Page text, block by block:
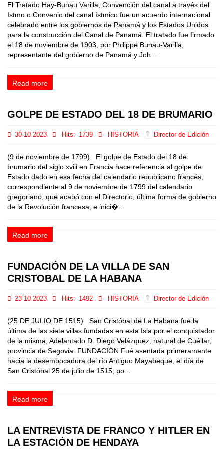
El Tratado Hay-Bunau Varilla, Convención del canal a través del
Istmo o Convenio del canal ístmico fue un acuerdo internacional
celebrado entre los gobiernos de Panamá y los Estados Unidos
para la construcción del Canal de Panamá. El tratado fue firmado
el 18 de noviembre de 1903, por Philippe Bunau-Varilla,
representante del gobierno de Panamá y Joh...
Read more
GOLPE DE ESTADO DEL 18 DE BRUMARIO
30-10-2023 Hits: 1739 HISTORIA Director de Edición
(9 de noviembre de 1799) El golpe de Estado del 18 de
brumario del siglo xviii en Francia hace referencia al golpe de
Estado dado en esa fecha del calendario republicano francés,
correspondiente al 9 de noviembre de 1799 del calendario
gregoriano, que acabó con el Directorio, última forma de gobierno
de la Revolución francesa, e inici�...
Read more
FUNDACIÓN DE LA VILLA DE SAN
CRISTOBAL DE LA HABANA
23-10-2023 Hits: 1492 HISTORIA Director de Edición
(25 DE JULIO DE 1515) San Cristóbal de La Habana fue la
última de las siete villas fundadas en esta Isla por el conquistador
de la misma, Adelantado D. Diego Velázquez, natural de Cuéllar,
provincia de Segovia. FUNDACIÓN Fué asentada primeramente
hacia la desembocadura del río Antiguo Mayabeque, el día de
San Cristóbal 25 de julio de 1515; po...
Read more
LA ENTREVISTA DE FRANCO Y HITLER EN
LA ESTACIÓN DE HENDAYA